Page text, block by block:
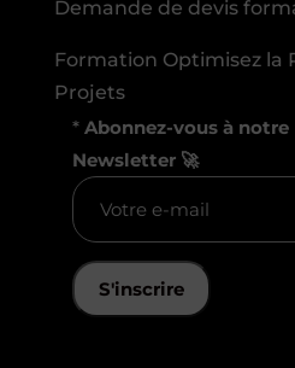
Demande de devis
Formation Optimisez la
Projets
* Abonnez-vous à notre
Newsletter 🚀
S'inscrire